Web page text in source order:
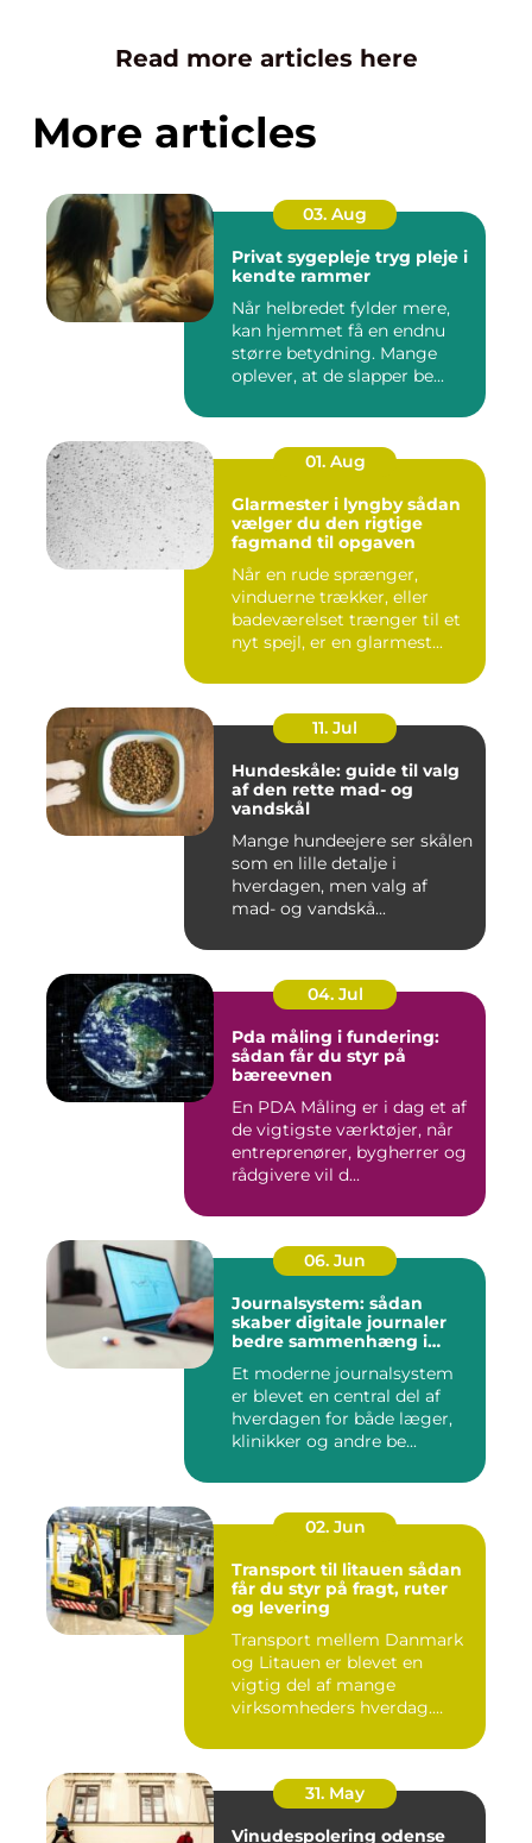
Read more articles here
More articles
03. Aug
Privat sygepleje tryg pleje i
kendte rammer
Når helbredet fylder mere,
kan hjemmet få en endnu
større betydning. Mange
oplever, at de slapper be...
01. Aug
Glarmester i lyngby sådan
vælger du den rigtige
fagmand til opgaven
Når en rude sprænger,
vinduerne trækker, eller
badeværelset trænger til et
nyt spejl, er en glarmest...
11. Jul
Hundeskåle: guide til valg
af den rette mad- og
vandskål
Mange hundeejere ser skålen
som en lille detalje i
hverdagen, men valg af
mad- og vandskå...
04. Jul
Pda måling i fundering:
sådan får du styr på
bæreevnen
En PDA Måling er i dag et af
de vigtigste værktøjer, når
entreprenører, bygherrer og
rådgivere vil d...
06. Jun
Journalsystem: sådan
skaber digitale journaler
bedre sammenhæng i
Et moderne journalsystem
er blevet en central del af
hverdagen for både læger,
klinikker og andre be...
02. Jun
Transport til litauen sådan
får du styr på fragt, ruter
og levering
Transport mellem Danmark
og Litauen er blevet en
vigtig del af mange
virksomheders hverdag.
31. May
Vinudespolering odense